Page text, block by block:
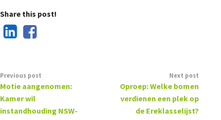
Share this post!
Previous post
Motie aangenomen:
Kamer wil
instandhouding NSW-
Next post
Oproep: Welke bomen
verdienen een plek op
de Ereklasselijst?